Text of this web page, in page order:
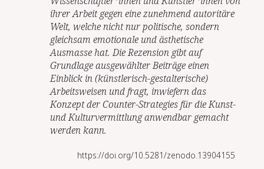
ihrer Arbeit gegen eine zunehmend autoritäre
Welt, welche nicht nur politische, sondern
gleichsam emotionale und ästhetische
Ausmasse hat. Die Rezension gibt auf
Grundlage ausgewählter Beiträge einen
Einblick in (künstlerisch-gestalterische)
Arbeitsweisen und fragt, inwiefern das
Konzept der Counter-Strategies für die Kunst-
und Kulturvermittlung anwendbar gemacht
werden kann.
https://doi.org/10.5281/zenodo.13904155